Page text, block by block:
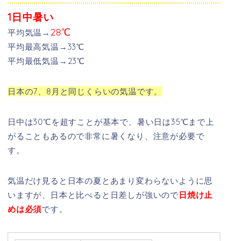
1日中暑い
平均気温→ 28℃
平均最高気温→33℃
平均最低気温→23℃
日本の7、8月と同じくらいの気温です。
日中は30℃を超すことが基本で、暑い日は35℃まで上
がることもあるので非常に暑くなり、注意が必要で
す。
気温だけ見ると日本の夏とあまり変わらないように思
いますが、日本と比べると日差しが強いので日焼け止
めは必須です。